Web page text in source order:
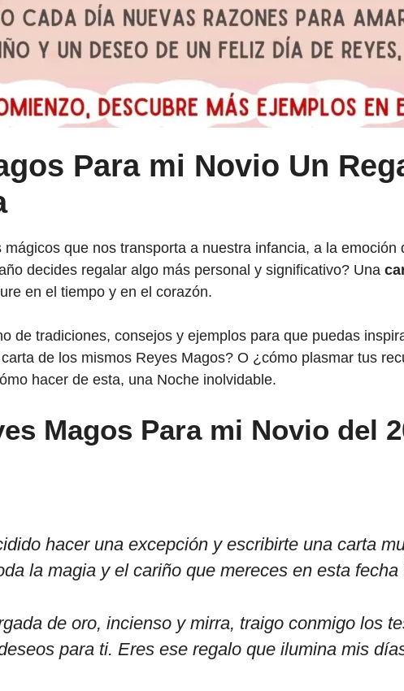
Para mi Novio Un
que nos transporta a nuestra infancia, a la emoción
decides regalar algo más personal y significativo? Una
en el tiempo y en el corazón.
de tradiciones, consejos y ejemplos para que puedas
de los mismos Reyes Magos? O ¿cómo plasmar tus
hacer de esta, una Noche inolvidable.
Magos Para mi Novio del
hacer una excepción y escribirte una carta
la magia y el cariño que mereces en esta
de oro, incienso y mirra, traigo conmigo los
para ti. Eres ese regalo que ilumina mis